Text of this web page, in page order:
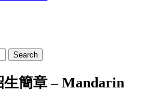
生簡章 – Mandarin